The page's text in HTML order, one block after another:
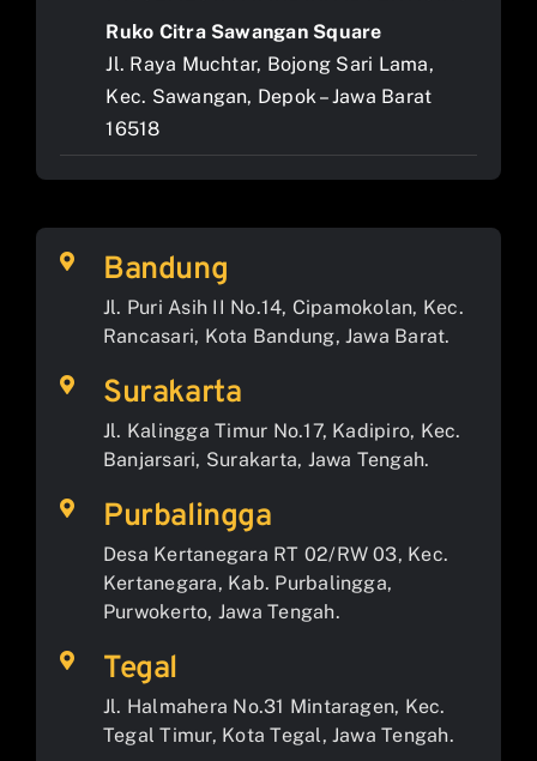
Ruko Citra Sawangan Square
Jl. Raya Muchtar, Bojong Sari Lama,
Kec. Sawangan, Depok – Jawa Barat
16518
Bandung
Jl. Puri Asih II No.14, Cipamokolan, Kec.
Rancasari, Kota Bandung, Jawa Barat.
Surakarta
Jl. Kalingga Timur No.17, Kadipiro, Kec.
Banjarsari, Surakarta, Jawa Tengah.
Purbalingga
Desa Kertanegara RT 02/RW 03, Kec.
Kertanegara, Kab. Purbalingga,
Purwokerto, Jawa Tengah.
Tegal
Jl. Halmahera No.31 Mintaragen, Kec.
Tegal Timur, Kota Tegal, Jawa Tengah.